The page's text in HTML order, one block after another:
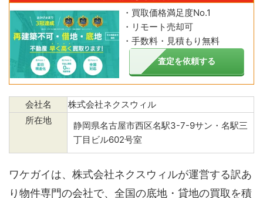
・買取価格満足度No.1
・リモート売却可
・手数料・見積もり無料
査定を依頼する
会社名
株式会社ネクスウィル
所在地
静岡県名古屋市西区名駅3-7-9サン・名駅三
丁目ビル602号室
ワケガイは、株式会社ネクスウィルが運営する訳あ
り物件専門の会社で、全国の底地・貸地の買取を積